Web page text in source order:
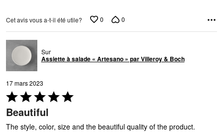
Cet avis vous a-t-il été utile? 0 0
Sur
Assiette à salade « Artesano » par Villeroy & Boch
17 mars 2023
Coté
5 sur
5
Beautiful
The style, color, size and the beautiful quality of the product.